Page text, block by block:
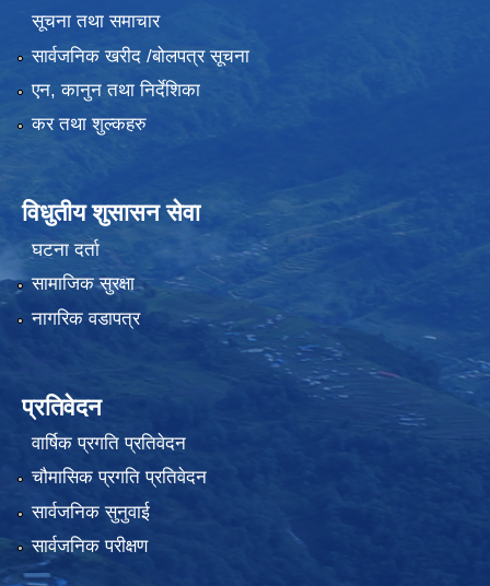
सूचना तथा समाचार
सार्वजनिक खरीद /बोलपत्र सूचना
एन, कानुन तथा निर्देशिका
कर तथा शुल्कहरु
विधुतीय शुसासन सेवा
घटना दर्ता
सामाजिक सुरक्षा
नागरिक वडापत्र
प्रतिवेदन
वार्षिक प्रगति प्रतिवेदन
चौमासिक प्रगति प्रतिवेदन
सार्वजनिक सुनुवाई
सार्वजनिक परीक्षण